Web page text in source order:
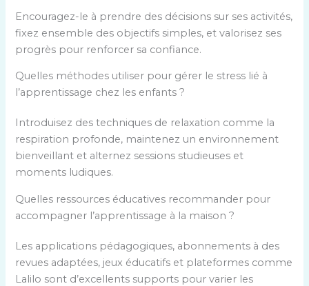
Encouragez-le à prendre des décisions sur ses activités,
fixez ensemble des objectifs simples, et valorisez ses
progrès pour renforcer sa confiance.
Quelles méthodes utiliser pour gérer le stress lié à
l’apprentissage chez les enfants ?
Introduisez des techniques de relaxation comme la
respiration profonde, maintenez un environnement
bienveillant et alternez sessions studieuses et
moments ludiques.
Quelles ressources éducatives recommander pour
accompagner l’apprentissage à la maison ?
Les applications pédagogiques, abonnements à des
revues adaptées, jeux éducatifs et plateformes comme
Lalilo sont d’excellents supports pour varier les